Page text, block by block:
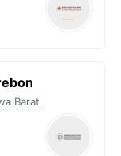
Barat